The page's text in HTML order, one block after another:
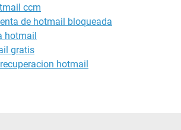
ccm
de hotmail bloqueada
hotmail
gratis
hotmail